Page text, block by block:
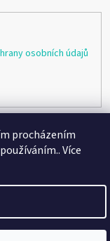
procházením
Více
osobních údajů
práva vyhrazena.